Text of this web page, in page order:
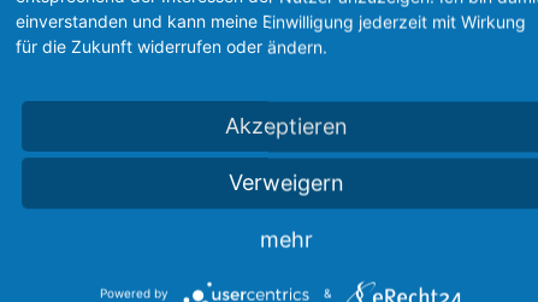
einverstanden und kann meine Einwilligung jederzeit mit Wirkung
für die Zukunft widerrufen oder ändern.
Akzeptieren
Verweigern
mehr
Powered by &